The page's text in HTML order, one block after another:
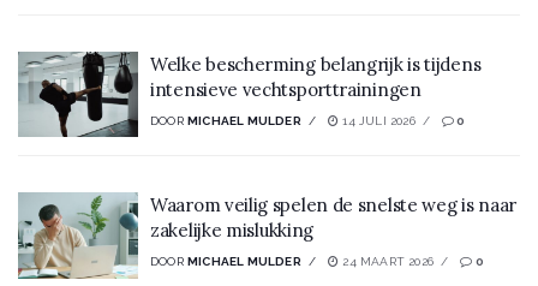
Welke bescherming belangrijk is tijdens
intensieve vechtsporttrainingen
DOOR MICHAEL MULDER 14 JULI 2026 0
Waarom veilig spelen de snelste weg is naar
zakelijke mislukking
DOOR MICHAEL MULDER 24 MAART 2026 0